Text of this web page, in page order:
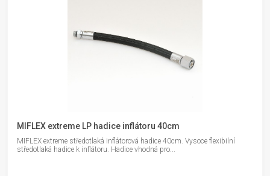
MIFLEX extreme LP hadice inflátoru 40cm
MIFLEX extreme středotlaká inflátorová hadice 40cm. Vysoce flexibilní
středotlaká hadice k inflátoru. Hadice vhodná pro...